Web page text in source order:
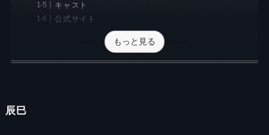
キャスト
公式サイト
もっと見る
辰巳